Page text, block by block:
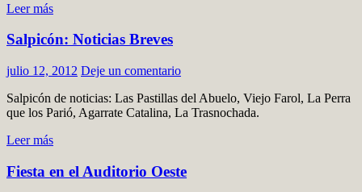
Leer más
Salpicón: Noticias Breves
julio 12, 2012 Deje un comentario
Salpicón de noticias: Las Pastillas del Abuelo, Viejo Farol, La Perra
que los Parió, Agarrate Catalina, La Trasnochada.
Leer más
Fiesta en el Auditorio Oeste